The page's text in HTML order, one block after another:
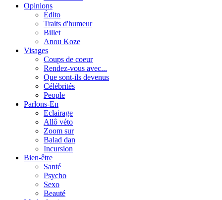
Opinions
Édito
Traits d'humeur
Billet
Anou Koze
Visages
Coups de coeur
Rendez-vous avec...
Que sont-ils devenus
Célébrités
People
Parlons-En
Eclairage
Allô véto
Zoom sur
Balad dan
Incursion
Bien-être
Santé
Psycho
Sexo
Beauté